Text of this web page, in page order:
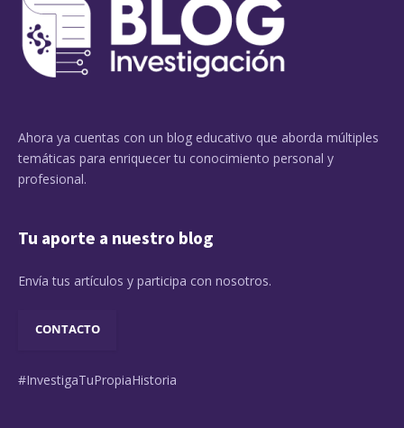
Ahora ya cuentas con un blog educativo que aborda múltiples
temáticas para enriquecer tu conocimiento personal y
profesional.
Tu aporte a nuestro blog
Envía tus artículos y participa con nosotros.
CONTACTO
#InvestigaTuPropiaHistoria